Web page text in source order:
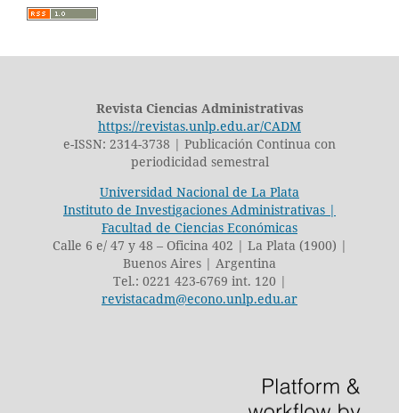
Revista Ciencias Administrativas
https://revistas.unlp.edu.ar/CADM
e-ISSN: 2314-3738 | Publicación Continua con
periodicidad semestral
Universidad Nacional de La Plata
Instituto de Investigaciones Administrativas |
Facultad de Ciencias Económicas
Calle 6 e/ 47 y 48 – Oficina 402 | La Plata (1900) |
Buenos Aires | Argentina
Tel.: 0221 423-6769 int. 120 |
revistacadm@econo.unlp.edu.ar